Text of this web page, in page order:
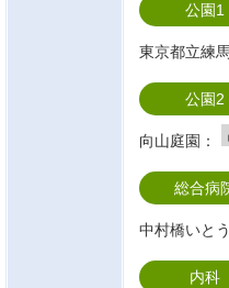
公園1
東京都立練
公園2
向山庭園：
総合病
中村橋いと
内科